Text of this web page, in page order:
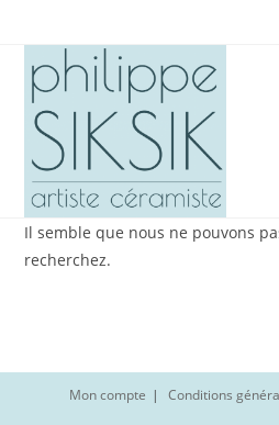
content
Il semble que nous ne pouvons
recherchez.
Mon compte Conditions